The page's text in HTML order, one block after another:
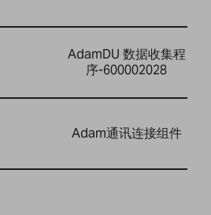
AdamDU 数据收集程
序-600002028
Adam通讯连接组件